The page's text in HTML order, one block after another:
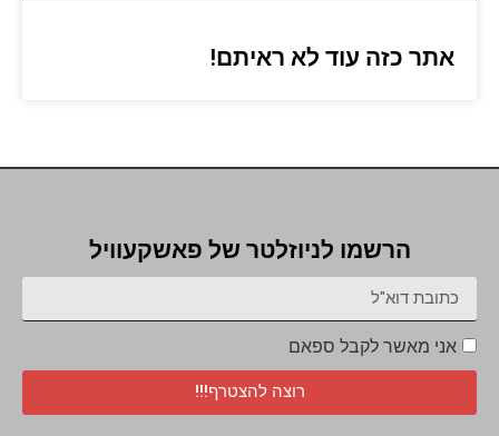
אתר כזה עוד לא ראיתם!
הרשמו לניוזלטר של פאשקעוויל
אני מאשר לקבל ספאם
רוצה להצטרף!!!